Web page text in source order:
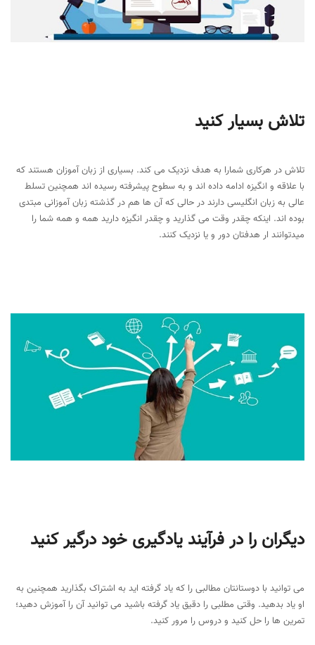
تلاش بسیار کنید
تلاش در هرکاری شمارا به هدف نزدیک می کند. بسیاری از زبان آموزان هستند که
با علاقه و انگیزه ادامه داده اند و به سطوح پیشرفته رسیده اند همچنین تسلط
عالی به زبان انگلیسی دارند در حالی که آن ها هم در گذشته زبان آموزانی مبتدی
بوده اند. اینکه چقدر وقت می گذارید و چقدر انگیزه دارید همه و همه شما را
میدتوانند ار هدفتان دور و یا نزدیک کنند.
دیگران را در فرآیند یادگیری خود درگیر کنید
می توانید با دوستانتان مطالبی را که یاد گرفته اید به اشتراک بگذارید همچنین به
او یاد بدهید. وقتی مطلبی را دقیق یاد گرفته باشید می توانید آن را آموزش دهید؛
تمرین ها را حل کنید و دروس را مرور کنید.